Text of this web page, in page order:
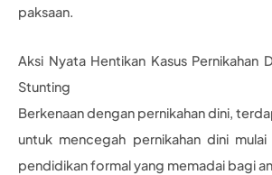
paksaan.
Aksi Nyata Hentikan Kasus Pernikahan
Stunting
Berkenaan dengan pernikahan dini,
untuk mencegah pernikahan dini
pendidikan formal yang memadai bagi